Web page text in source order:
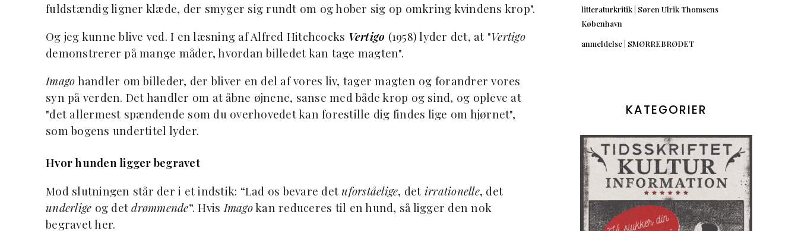
fuldstændig ligner klæde, der smyger sig rundt om og hober sig op omkring kvindens krop".
Og jeg kunne blive ved. I en læsning af Alfred Hitchcocks Vertigo (1958) lyder det, at "Vertigo
demonstrerer på mange måder, hvordan billedet kan tage magten".
Imago handler om billeder, der bliver en del af vores liv, tager magten og forandrer vores
syn på verden. Det handler om at åbne øjnene, sanse med både krop og sind, og opleve at
"det allermest spændende som du overhovedet kan forestille dig findes lige om hjørnet",
som bogens undertitel lyder.
Hvor hunden ligger begravet
Mod slutningen står der i et indstik: “Lad os bevare detuforståelige, det irrationelle, det
underlige og detdrømmende”. HvisImagokan reduceres til en hund, så ligger den nok
begravet her.
litteraturkritik | Søren Ulrik Thomsens
København
anmeldelse | SMØRREBRØDET
KATEGORIER